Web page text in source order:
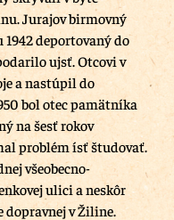
Jurajov birmovný
deportovaný do
ujsť. Otcovi v
a nastúpil do
bol otec pamätníka
na šesť rokov
problém ísť študovať.
všeobecno-
ulici a neskôr
dopravnej v Žiline.